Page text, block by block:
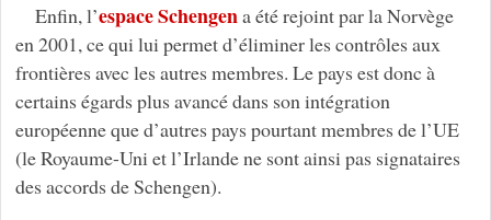
Enfin, l’espace Schengena été rejoint par la Norvège
en 2001, ce qui lui permet d’éliminer les contrôles aux
frontières avec les autres membres. Le pays est donc à
certains égards plus avancé dans son intégration
européenne que d’autres pays pourtant membres de l’UE
(le Royaume-Uni et l’Irlande ne sont ainsi pas signataires
des accords de Schengen).